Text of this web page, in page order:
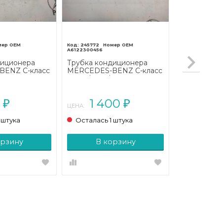
C-класс
₽
245772
A6122300456
Трубка кондиционера
MERCEDES-BENZ C-класс
W203/S203/CL203 (2000 -
ЦЕНА: 1 400 ₽
Осталась 1 штука
В корзину